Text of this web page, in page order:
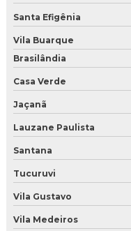
Gelo seco sp
Gelo seco onde vende
Gelo seco onde
Loja de gelo seco
Comprar gelo seco
Comprar gelo seco
Comprar gelo seco para
Santa Efigênia
Vila Buarque
Brasilândia
Casa Verde
Jaçanã
Lauzane Paulista
Santana
Tucuruvi
Vila Gustavo
Vila Medeiros